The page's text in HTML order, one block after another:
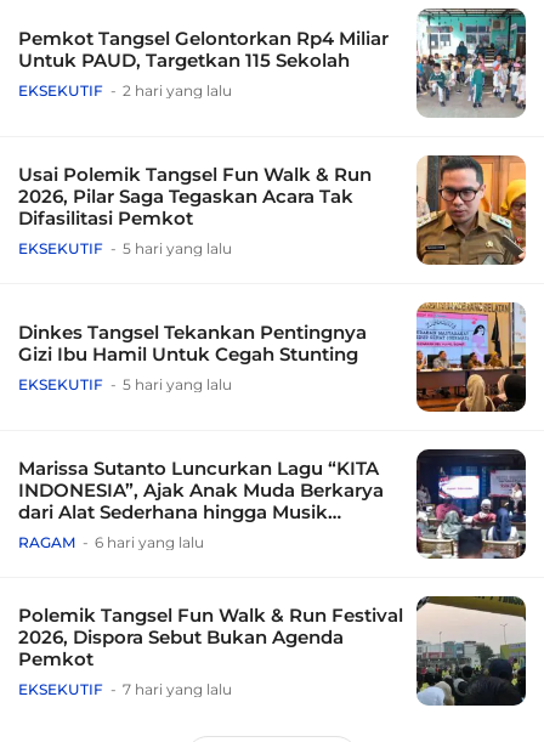
Pemkot Tangsel Gelontorkan Rp4 Miliar
Untuk PAUD, Targetkan 115 Sekolah
EKSEKUTIF 2 hari yang lalu
Usai Polemik Tangsel Fun Walk & Run
2026, Pilar Saga Tegaskan Acara Tak
Difasilitasi Pemkot
EKSEKUTIF 5 hari yang lalu
Dinkes Tangsel Tekankan Pentingnya
Gizi Ibu Hamil Untuk Cegah Stunting
EKSEKUTIF 5 hari yang lalu
Marissa Sutanto Luncurkan Lagu “KITA
INDONESIA”, Ajak Anak Muda Berkarya
dari Alat Sederhana hingga Musik
Tradisional
RAGAM 6 hari yang lalu
Polemik Tangsel Fun Walk & Run Festival
2026, Dispora Sebut Bukan Agenda
Pemkot
EKSEKUTIF 7 hari yang lalu